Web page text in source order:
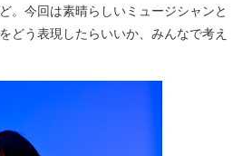
。今回は素晴らしいミュージシャンと
どう表現したらいいか、みんなで考え